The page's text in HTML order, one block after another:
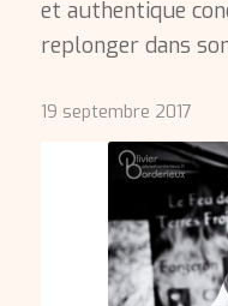
et authentique
replonger dans
19 septembre 2017